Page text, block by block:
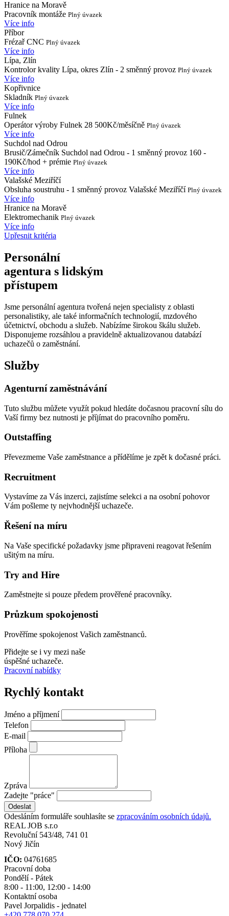
Hranice na Moravě
Pracovník montáže Plný úvazek
Více info
Příbor
Frézař CNC Plný úvazek
Více info
Lípa, Zlín
Kontrolor kvality Lípa, okres Zlín - 2 směnný provoz Plný úvazek
Více info
Kopřivnice
Skladník Plný úvazek
Více info
Fulnek
Operátor výroby Fulnek 28 500Kč/měsíčně Plný úvazek
Více info
Suchdol nad Odrou
Brusič/Zámečník Suchdol nad Odrou - 1 směnný provoz 160 -
190Kč/hod + prémie Plný úvazek
Více info
Valašské Meziříčí
Obsluha soustruhu - 1 směnný provoz Valašské Meziříčí Plný úvazek
Více info
Hranice na Moravě
Elektromechanik Plný úvazek
Více info
Upřesnit kritéria
Personální
agentura s lidským
přístupem
Jsme personální agentura tvořená nejen specialisty z oblasti
personalistiky, ale také informačních technologií, mzdového
účetnictví, obchodu a služeb. Nabízíme širokou škálu služeb.
Disponujeme rozsáhlou a pravidelně aktualizovanou databází
uchazečů o zaměstnání.
Služby
Agenturní zaměstnávání
Tuto službu můžete využít pokud hledáte dočasnou pracovní sílu do
Vaší firmy bez nutnosti je příjímat do pracovního poměru.
Outstaffing
Převezmeme Vaše zaměstnance a přídělíme je zpět k dočasné práci.
Recruitment
Vystavíme za Vás inzerci, zajistíme selekci a na osobní pohovor
Vám pošleme ty nejvhodnější uchazeče.
Řešení na míru
Na Vaše specifické požadavky jsme připraveni reagovat řešením
ušitým na míru.
Try and Hire
Zaměstnejte si pouze předem prověřené pracovníky.
Průzkum spokojenosti
Prověříme spokojenost Vašich zaměstnanců.
Přidejte se i vy mezi naše
úspěšné uchazeče.
Pracovní nabídky
Rychlý kontakt
Jméno a příjmení
Telefon
E-mail
Příloha
Zpráva
Zadejte "práce"
Odesláním formuláře souhlasíte se zpracováním osobních údajů.
REAL JOB s.r.o
Revoluční 543/48, 741 01
Nový Jičín
IČO: 04761685
Pracovní doba
Pondělí - Pátek
8:00 - 11:00, 12:00 - 14:00
Kontaktní osoba
Pavel Jorpalidis - jednatel